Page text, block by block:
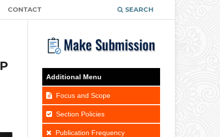
CONTACT SEARCH
Additional Menu
Focus and Scope
Section Policies
Publication Frequency